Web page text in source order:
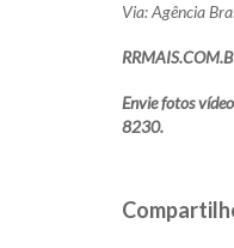
Via: Agência
Envie fotos
8230.